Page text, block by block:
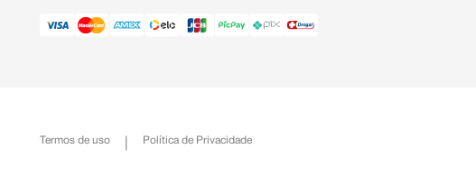
Termos de uso Política de Privacidade